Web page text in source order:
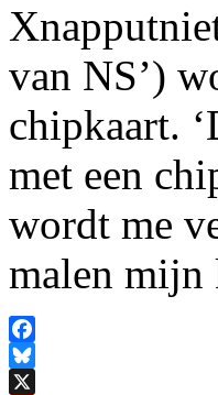
van NS’)
chipkaart.
met een
wordt me
malen mijn
Facebook
Bluesky